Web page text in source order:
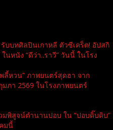
รับบทศิลปินเกาหลี ตัวซีเคร็ต! อัปสกิ
นหนัง “ดีว่า..ราวี” วันนี้ ในโรง
ลี้หวน” ภาพยนตร์สุดฮา จาก
ภา 2569 ในโรงภาพยนตร์
มพิสูจน์ตำนานปอบ ใน “ปอบดิ๊บดิบ”
มนี้